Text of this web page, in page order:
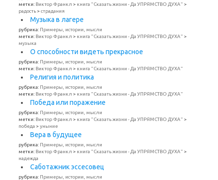
метки: Виктор Франкл > книга "Сказать жизни - Да УПРЯМСТВО ДУХА" >
радость> страдания
Музыка в лагере
рубрика: Примеры, истории, мысли
метки: Виктор Франкл > книга "Сказать жизни - Да УПРЯМСТВО ДУХА" >
музыка
О способности видеть прекрасное
рубрика: Примеры, истории, мысли
метки: Виктор Франкл > книга "Сказать жизни - Да УПРЯМСТВО ДУХА"
Религия и политика
рубрика: Примеры, истории, мысли
метки: Виктор Франкл > книга "Сказать жизни - Да УПРЯМСТВО ДУХА"
Победа или поражение
рубрика: Примеры, истории, мысли
метки: Виктор Франкл > книга "Сказать жизни - Да УПРЯМСТВО ДУХА" >
победа > уныние
Вера в будущее
рубрика: Примеры, истории, мысли
метки: Виктор Франкл > книга "Сказать жизни - Да УПРЯМСТВО ДУХА" >
надежда
Саботажник эссесовец
рубрика: Примеры, истории, мысли